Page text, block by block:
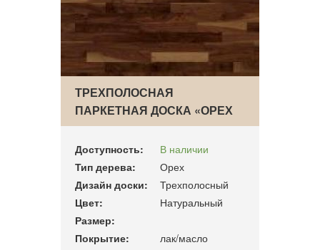
ТРЕХПОЛОСНАЯ
ПАРКЕТНАЯ ДОСКА «ОРЕХ
АМЕРИКА…
Доступность:
В наличии
Тип дерева:
Орех
Дизайн доски:
Трехполосный
Цвет:
Натуральный
Размер:
Покрытие:
лак/масло